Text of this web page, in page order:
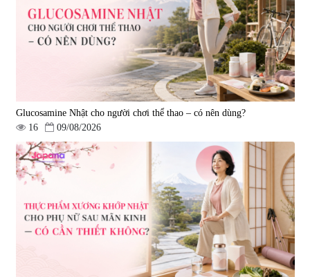
690.000 đ 1.600.000 đ
Viên uống hỗ trợ giấc ngủ Fujina
Sleepy Nhật Bản 80 viên
Viên uống phòng ngừa & hỗ trợ
điều trị đột quỵ Biken Kinase
Gold 60 viên
|0
1.570.000 đ
Glucosamine Nhật cho người chơi thể thao – có nên dùng?
16
09/08/2026